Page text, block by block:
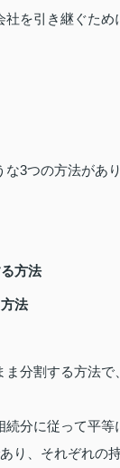
を引き継ぐた
3つの方法があり
方法
法
分割する方法
分に従って平等
り、それぞれの